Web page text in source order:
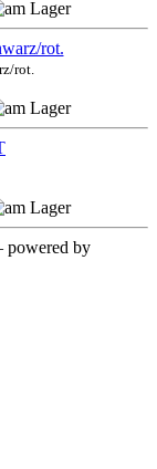
rot.
by